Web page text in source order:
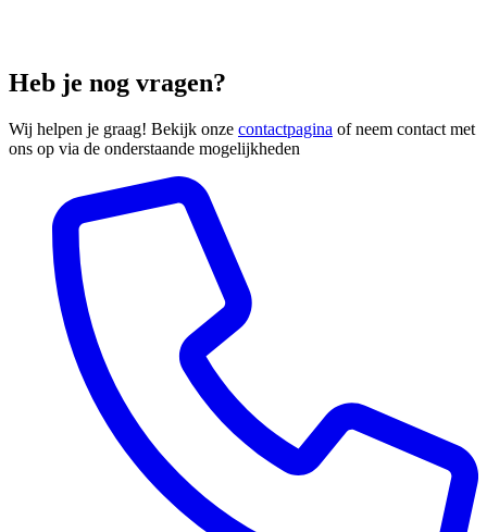
Heb je nog vragen?
Wij helpen je graag! Bekijk onze contactpagina of neem contact met
ons op via de onderstaande mogelijkheden